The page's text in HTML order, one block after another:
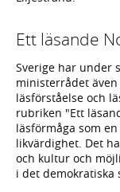
Ett läsande
Sverige har under
ministerrådet
läsförståelse och
rubriken "Ett
läsförmåga som
likvärdighet. Det
och kultur och
i det demokratiska